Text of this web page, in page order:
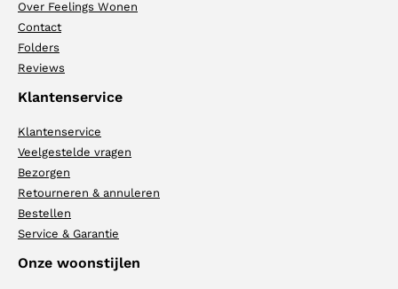
Over Feelings Wonen
Contact
Folders
Reviews
Klantenservice
Klantenservice
Veelgestelde vragen
Bezorgen
Retourneren & annuleren
Bestellen
Service & Garantie
Onze woonstijlen